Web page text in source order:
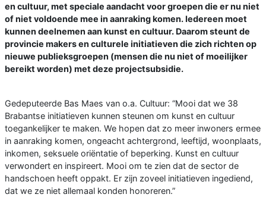
en cultuur, met speciale aandacht voor groepen die er nu niet
of niet voldoende mee in aanraking komen. Iedereen moet
kunnen deelnemen aan kunst en cultuur. Daarom steunt de
provincie makers en culturele initiatieven die zich richten op
nieuwe publieksgroepen (mensen die nu niet of moeilijker
bereikt worden) met deze projectsubsidie.
Gedeputeerde Bas Maes van o.a. Cultuur: “Mooi dat we 38
Brabantse initiatieven kunnen steunen om kunst en cultuur
toegankelijker te maken. We hopen dat zo meer inwoners ermee
in aanraking komen, ongeacht achtergrond, leeftijd, woonplaats,
inkomen, seksuele oriëntatie of beperking. Kunst en cultuur
verwondert en inspireert. Mooi om te zien dat de sector de
handschoen heeft oppakt. Er zijn zoveel initiatieven ingediend,
dat we ze niet allemaal konden honoreren.”